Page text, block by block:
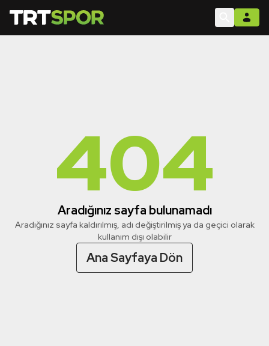
404
Aradığınız sayfa bulunamadı
Aradığınız sayfa kaldırılmış, adı değiştirilmiş ya da geçici olarak
kullanım dışı olabilir
Ana Sayfaya Dön